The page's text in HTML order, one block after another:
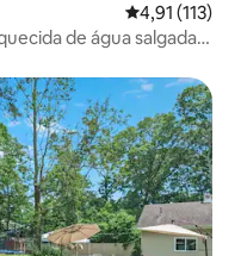
4,91 de uma
4,91 (113)
de água salgada e
hóspedes